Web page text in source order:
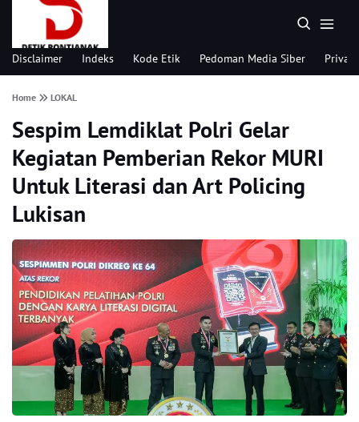
Disclaimer Indeks Kode Etik Pedoman Media Siber
Home LOKAL
Sespim Lemdiklat Polri Gelar
Kegiatan Pemberian Rekor MURI
Untuk Literasi dan Art Policing
Lukisan